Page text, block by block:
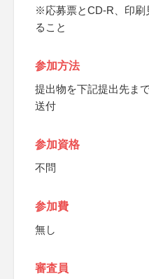
※応募票とCD-R、印刷
ること
参加方法
提出物を下記提出先ま
送付
参加資格
不問
参加費
無し
審査員